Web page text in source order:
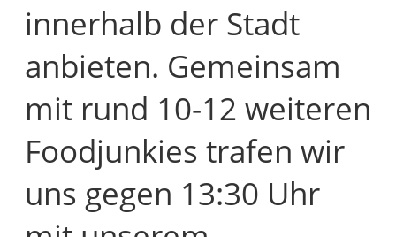
innerhalb der Stadt
anbieten. Gemeinsam
mit rund 10-12 weiteren
Foodjunkies trafen wir
uns gegen 13:30 Uhr